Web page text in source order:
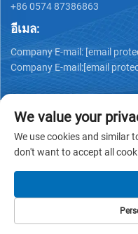
+86 0574 87386863
อีเมล:
Company E-mail: [email
Company E-mail:[email
นโยบายความ
We value your
We use cookies and similar
don't want to accept all